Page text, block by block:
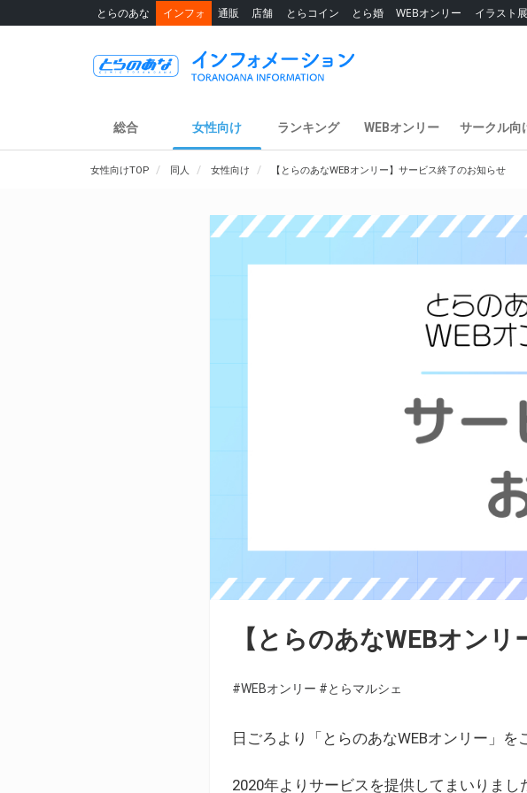
とらのあな インフォ 通販 店舗 とらコイン とら婚 WEBオンリー イラスト展
総合 女性向け ランキング WEBオンリー サークル向
女性向けTOP 同人 女性向け 【とらのあなWEBオンリー】サービス終了のお知らせ
【とらのあなWEBオン
#WEBオンリー #とらマルシェ
日ごろより「とらのあなWEBオンリー」を
2020年よりサービスを提供してまいりま